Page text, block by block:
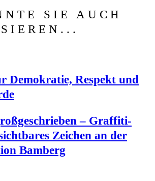
SIE AUCH
Demo­kra­tie, Respekt und
– Graf­fi­ti-
Zei­chen an der
Bamberg